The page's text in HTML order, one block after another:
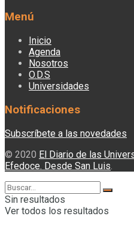
Menú
Inicio
Agenda
Nosotros
O.D.S
Universidades
Notificaciones
Subscríbete a las novedades
© 2020 El Diario de las
Efedoce. Desde San Luis
Sin resultados
Ver todos los resultados